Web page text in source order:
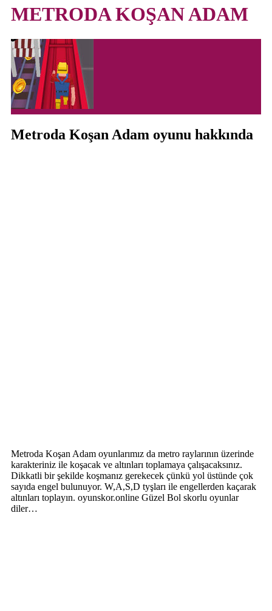
METRODA KOŞAN ADAM
Metroda Koşan Adam oyunu hakkında
Metroda Koşan Adam oyunlarımız da metro raylarının üzerinde
karakteriniz ile koşacak ve altınları toplamaya çalışacaksınız.
Dikkatli bir şekilde koşmanız gerekecek çünkü yol üstünde çok
sayıda engel bulunuyor. W,A,S,D tyşları ile engellerden kaçarak
altınları toplayın. oyunskor.online Güzel Bol skorlu oyunlar
diler…